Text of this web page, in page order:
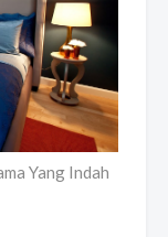
Yang Indah